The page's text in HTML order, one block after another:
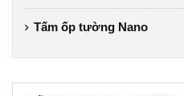
Tấm ốp tường Nano